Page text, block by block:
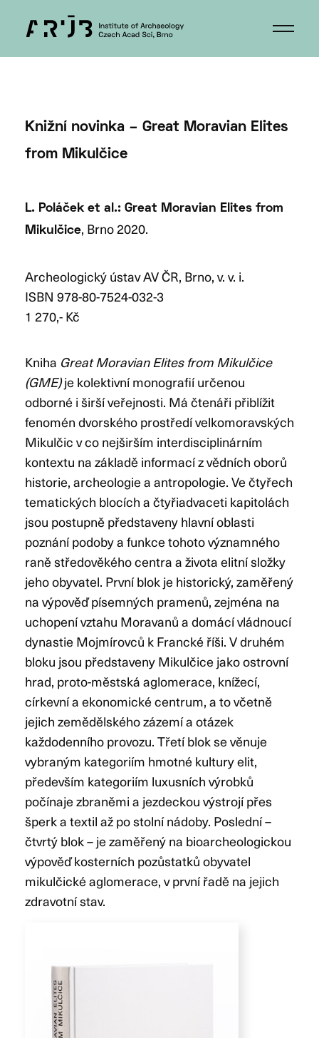
Knižní novinka – Great Moravian Elites
from Mikulčice
L. Poláček et al.: Great Moravian Elites from
Mikulčice, Brno 2020.
Archeologický ústav AV ČR, Brno, v. v. i.
ISBN 978-80-7524-032-3
1 270,- Kč
Kniha Great Moravian Elites from Mikulčice
(GME)je kolektivní monografií určenou
odborné i širší veřejnosti. Má čtenáři přiblížit
fenomén dvorského prostředí velkomoravských
Mikulčic v co nejširším interdisciplinárním
kontextu na základě informací z vědních oborů
historie, archeologie a antropologie. Ve čtyřech
tematických blocích a čtyřiadvaceti kapitolách
jsou postupně představeny hlavní oblasti
poznání podoby a funkce tohoto významného
raně středověkého centra a života elitní složky
jeho obyvatel. První blok je historický, zaměřený
na výpověď písemných pramenů, zejména na
uchopení vztahu Moravanů a domácí vládnoucí
dynastie Mojmírovců k Francké říši. V druhém
bloku jsou představeny Mikulčice jako ostrovní
hrad, proto-městská aglomerace, knížecí,
církevní a ekonomické centrum, a to včetně
jejich zemědělského zázemí a otázek
každodenního provozu. Třetí blok se věnuje
vybraným kategoriím hmotné kultury elit,
především kategoriím luxusních výrobků
počínaje zbraněmi a jezdeckou výstrojí přes
šperk a textil až po stolní nádoby. Poslední –
čtvrtý blok – je zaměřený na bioarcheologickou
výpověď kosterních pozůstatků obyvatel
mikulčické aglomerace, v první řadě na jejich
zdravotní stav.